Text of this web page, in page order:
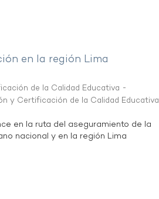
en la región Lima
de la Calidad Educativa -
y Certificación de la Calidad Educativa
en la ruta del aseguramiento de la
nacional y en la región Lima